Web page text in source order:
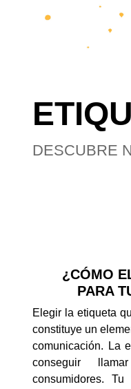
DESCUBRE
¿CÓMO
PARA
Elegir la etiqueta
constituye un
comunicación. La
conseguir
consumidores.